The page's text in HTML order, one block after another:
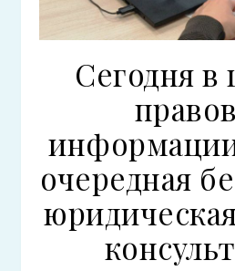
Сегодня в
очередная